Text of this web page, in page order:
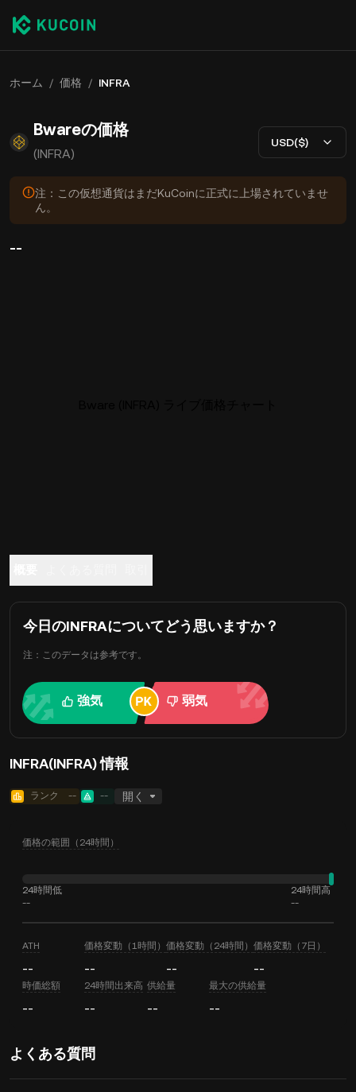
ホーム / 価格 / INFRA
Bwareの価格
(INFRA)
USD($)
注：この仮想通貨はまだKuCoinに正式に上場されていませ
ん。
--
今日のINFRAについてどう思いますか？
注：このデータは参考です。
強気 弱気
INFRA(INFRA) 情報
ランク -- -- 開く
価格の範囲（24時間）
24時間低
--
24時間高
--
ATH
--
価格変動（1時間）
--
価格変動（24時間）
--
価格変動（7日）
--
時価総額
--
24時間出来高
--
供給量
--
最大の供給量
--
よくある質問